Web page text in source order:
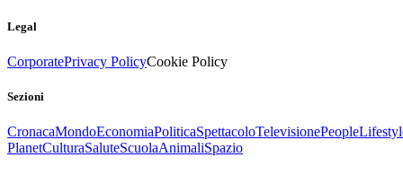
Legal
CorporatePrivacy PolicyCookie Policy
Sezioni
CronacaMondoEconomiaPoliticaSpettacoloTelevisionePeople
PlanetCulturaSaluteScuolaAnimaliSpazio